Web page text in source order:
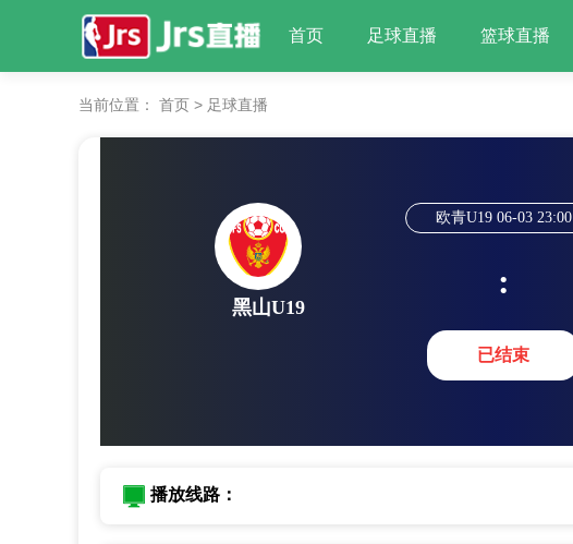
首页 足球直播 篮球直播
当前位置： 首页 > 足球直播
黑山U19
欧青U19 06-03 23:00
:
已结束
播放线路：